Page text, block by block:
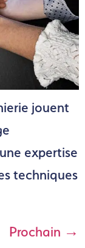
jouent
expertise
techniques
Prochain →